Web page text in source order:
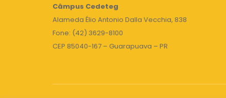
Câmpus Cedeteg
Alameda Élio Antonio Dalla Vecchia, 838
Fone: (42) 3629-8100
CEP 85040-167 – Guarapuava – PR